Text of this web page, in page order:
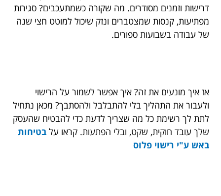
דרישות וזמנים מסודרים. מה שקורה כשמתעכבים? סגירות
מפתיעות, קנסות שמצטברים ונזק שיכול למוטט חצי שנה
של עבודה בשבועות ספורים.
אז איך מונעים את זה? איך אפשר לשמור על הרישוי
ולעבור את התהליך בלי להתבלבל ולהסתבך? מכאן נתחיל
לתת לך רשימת כל מה שצריך לדעת כדי להבטיח שהעסק
שלך עובד חוקית, שקט, ובלי הפתעות. קראו על בטיחות
באש ע"י רישוי פלוס